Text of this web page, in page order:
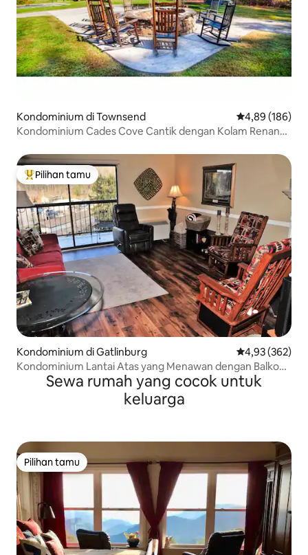
Kondominium di Townsend Nilai rata-rata
4,89 (186)
Kondominium Cades Cove Cantik dengan Kolam Renang
Pilihan tamu terpopuler
Pilihan tamu
Kondominium di Gatlinburg Nilai rata-rata
4,93 (362)
Kondominium Lantai Atas yang Menawan dengan Balkon
PribadiSewa rumah yang cocok untuk
keluarga
Pilihan tamu
Pilihan tamu